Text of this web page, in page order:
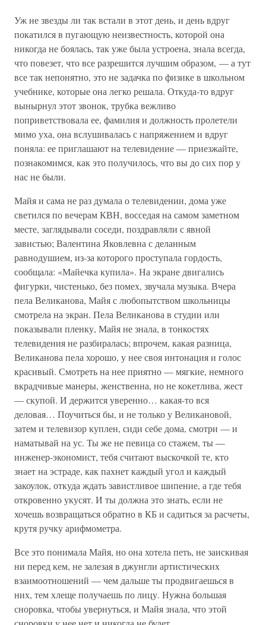
Уж не звезды ли так встали в этот день, и день вдруг
покатился в пугающую неизвестность, которой она
никогда не боялась, так уже была устроена, знала всегда,
что повезет, что все разрешится лучшим образом, — а тут
все так непонятно, это не задачка по физике в школьном
учебнике, которые она легко решала. Откуда-то вдруг
вынырнул этот звонок, трубка вежливо
поприветствовала ее, фамилия и должность пролетели
мимо уха, она вслушивалась с напряжением и вдруг
поняла: ее приглашают на телевидение — приезжайте,
познакомимся, как это получилось, что вы до сих пор у
нас не были.
Майя и сама не раз думала о телевидении, дома уже
светился по вечерам КВН, восседая на самом заметном
месте, заглядывали соседи, поздравляли с явной
завистью; Валентина Яковлевна с деланным
равнодушием, из-за которого проступала гордость,
сообщала: «Майечка купила». На экране двигались
фигурки, чистенько, без помех, звучала музыка. Вчера
пела Великанова, Майя с любопытством школьницы
смотрела на экран. Пела Великанова в студии или
показывали пленку, Майя не знала, в тонкостях
телевидения не разбиралась; впрочем, какая разница,
Великанова пела хорошо, у нее своя интонация и голос
красивый. Смотреть на нее приятно — мягкие, немного
вкрадчивые манеры, женственна, но не кокетлива, жест
— скупой. И держится уверенно… какая-то вся
деловая… Поучиться бы, и не только у Великановой,
затем и телевизор куплен, сиди себе дома, смотри — и
наматывай на ус. Ты же не певица со стажем, ты —
инженер-экономист, тебя считают выскочкой те, кто
знает на эстраде, как пахнет каждый угол и каждый
закоулок, откуда ждать завистливое шипение, а где тебя
откровенно укусят. И ты должна это знать, если не
хочешь возвращаться обратно в КБ и садиться за расчеты,
крутя ручку арифмометра.
Все это понимала Майя, но она хотела петь, не заискивая
ни перед кем, не залезая в джунгли артистических
взаимоотношений — чем дальше ты продвигаешься в
них, тем хлеще получаешь по лицу. Нужна большая
сноровка, чтобы увернуться, и Майя знала, что этой